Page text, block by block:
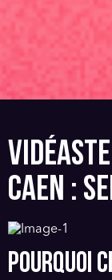
CAEN :
POURQUOI